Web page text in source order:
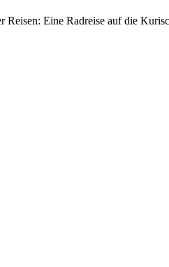
Reisen: Eine Radreise auf die